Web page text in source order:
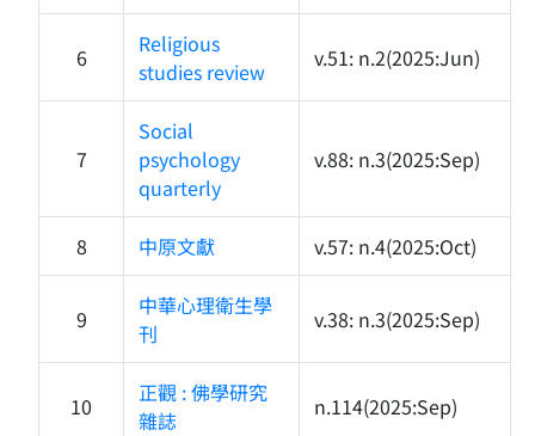
6
Religious
studies review
v.51: n.2(2025:Jun)
7
Social
psychology
quarterly
v.88: n.3(2025:Sep)
8 中原文獻 v.57: n.4(2025:Oct)
9
中華心理衛生學
刊
v.38: n.3(2025:Sep)
10
正觀 : 佛學研究
雜誌
n.114(2025:Sep)